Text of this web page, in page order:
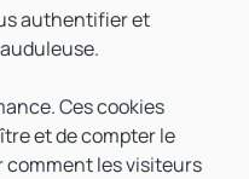
authentifier et
Ces cookies
et de compter le
comment les visiteurs